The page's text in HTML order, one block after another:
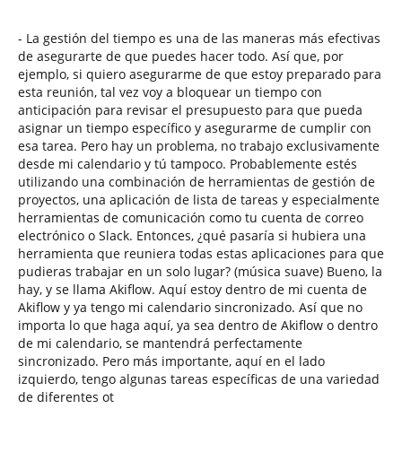
- La gestión del tiempo es una de las maneras más efectivas
de asegurarte de que puedes hacer todo. Así que, por
ejemplo, si quiero asegurarme de que estoy preparado para
esta reunión, tal vez voy a bloquear un tiempo con
anticipación para revisar el presupuesto para que pueda
asignar un tiempo específico y asegurarme de cumplir con
esa tarea. Pero hay un problema, no trabajo exclusivamente
desde mi calendario y tú tampoco. Probablemente estés
utilizando una combinación de herramientas de gestión de
proyectos, una aplicación de lista de tareas y especialmente
herramientas de comunicación como tu cuenta de correo
electrónico o Slack. Entonces, ¿qué pasaría si hubiera una
herramienta que reuniera todas estas aplicaciones para que
pudieras trabajar en un solo lugar? (música suave) Bueno, la
hay, y se llama Akiflow. Aquí estoy dentro de mi cuenta de
Akiflow y ya tengo mi calendario sincronizado. Así que no
importa lo que haga aquí, ya sea dentro de Akiflow o dentro
de mi calendario, se mantendrá perfectamente
sincronizado. Pero más importante, aquí en el lado
izquierdo, tengo algunas tareas específicas de una variedad
de diferentes ot